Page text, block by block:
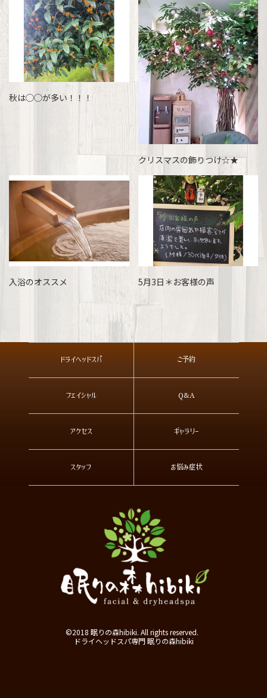
秋は◯◯が多い！！！
クリスマスの飾りつけ☆★
入浴のオススメ 5月3日＊お客様の声
ドライヘッドスパ ご予約
フェイシャル Q&A
アクセス ギャラリー
スタッフ お悩み症状
©2018 眠りの森hibiki. All rights reserved.
ドライヘッドスパ専門 眠りの森hibiki